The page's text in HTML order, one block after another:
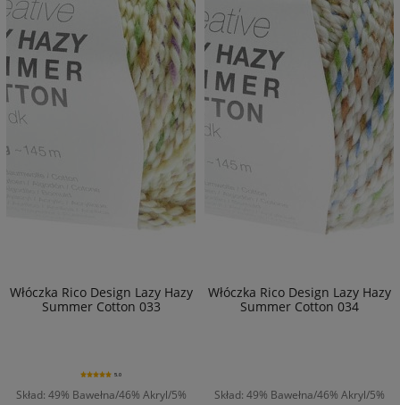
Włóczka Rico Design Lazy Hazy
Summer Cotton 033
Skład: 49% Bawełna/46% Akryl/5%
5.0
Włóczka Rico Design Lazy Hazy
Summer Cotton 034
Skład: 49% Bawełna/46% Akryl/5%